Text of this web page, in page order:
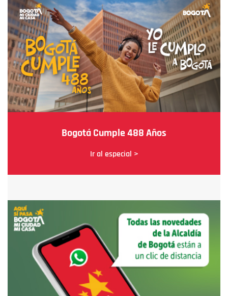
Bogotá Cumple 488 Años
Ir al especial >